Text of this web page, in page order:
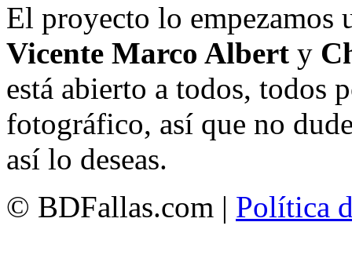
El proyecto lo empezamos
Vicente Marco Albert y
está abierto a todos, todos
fotográfico, así que no
así lo deseas.
© BDFallas.com | Política